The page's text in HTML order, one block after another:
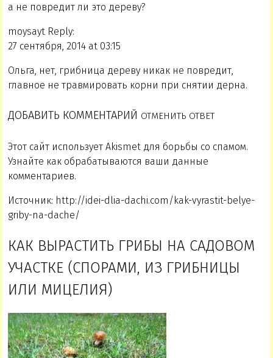
а не повредит ли это дереву?
moysayt Reply:
27 сентября, 2014 at 03:15
Ольга, нет, грибница дереву никак не повредит,
главное не травмировать корни при снятии дерна.
ДОБАВИТЬ КОММЕНТАРИЙ ОТМЕНИТЬ ОТВЕТ
Этот сайт использует Akismet для борьбы со спамом.
Узнайте как обрабатываются ваши данные
комментариев.
Источник: http://idei-dlia-dachi.com/kak-vyrastit-belye-
griby-na-dache/
КАК ВЫРАСТИТЬ ГРИБЫ НА САДОВОМ
УЧАСТКЕ (СПОРАМИ, ИЗ ГРИБНИЦЫ
ИЛИ МИЦЕЛИЯ)